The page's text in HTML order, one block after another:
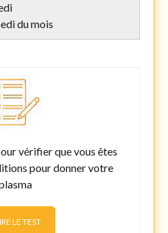
du mois
vérifier que vous êtes
pour donner votre
LE TEST